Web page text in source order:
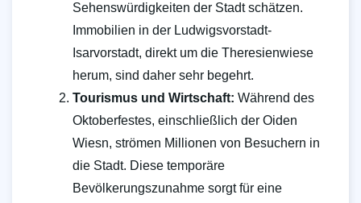
Sehenswürdigkeiten der Stadt schätzen.
Immobilien in der Ludwigsvorstadt-
Isarvorstadt, direkt um die Theresienwiese
herum, sind daher sehr begehrt.
Tourismus und Wirtschaft: Während des
Oktoberfestes, einschließlich der Oiden
Wiesn, strömen Millionen von Besuchern in
die Stadt. Diese temporäre
Bevölkerungszunahme sorgt für eine